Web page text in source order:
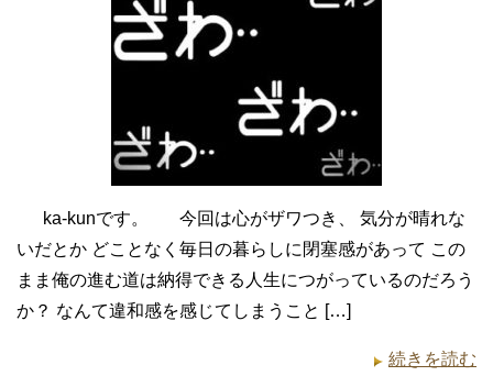
ka-kunです。 今回は心がザワつき、 気分が晴れな
いだとか どことなく毎日の暮らしに閉塞感があって この
まま俺の進む道は納得できる人生につがっているのだろう
か？ なんて違和感を感じてしまうこと […]
続きを読む